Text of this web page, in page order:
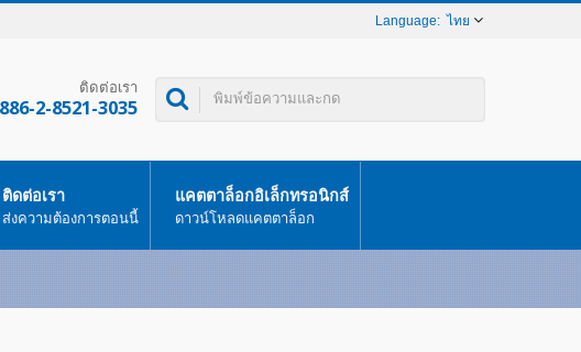
ไทย
ติดต่อเรา
2-8521-3035
ติดต่อเรา
ส่งความต้องการตอนนี้
แคตตาล็อกอิเล็กทรอนิกส์
ดาวน์โหลดแคตตาล็อก